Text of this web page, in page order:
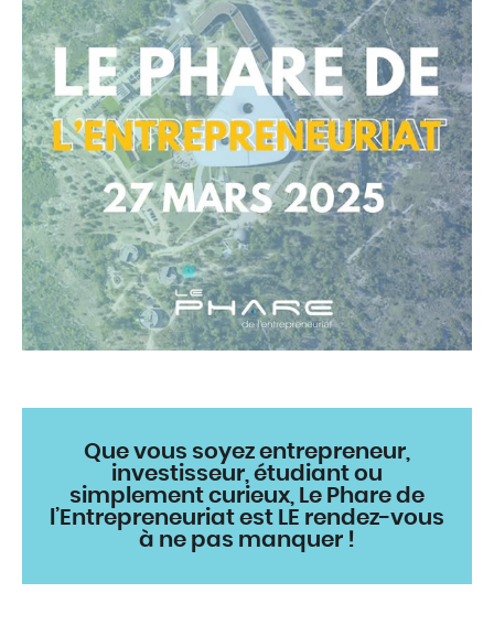
Que vous soyez entrepreneur,
investisseur, étudiant ou
simplement curieux, Le Phare de
l’Entrepreneuriat est LE rendez-vous
à ne pas manquer !